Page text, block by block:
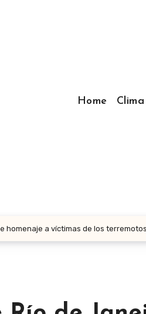
Home Clima
homenaje a víctimas de los